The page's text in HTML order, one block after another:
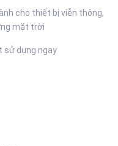
cho thiết bị viễn thông,
mặt trời
sử dụng ngay